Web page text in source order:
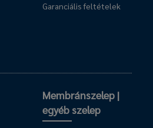
Garanciális feltételek
Membránszelep |
egyéb szelep